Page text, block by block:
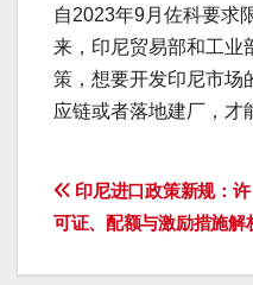
自2023年9月佐科要求
来，印尼贸易部和工业
策，想要开发印尼市场
应链或者落地建厂，才
文
章
印尼进口政策新规：许
可证、配额与激励措施解